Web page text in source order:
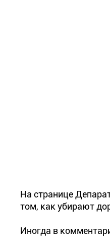
На странице
том, как убирают
Иногда в